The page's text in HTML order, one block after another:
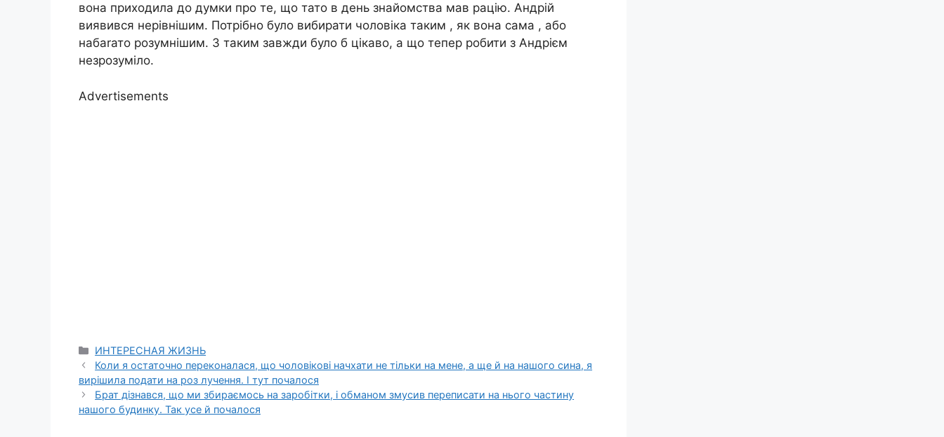
вона приходила до думки про те, що тато в день знайомства мав рацію. Андрій
виявився нерівнішим. Потрібно було вибирати чоловіка таким , як вона сама , або
набаrато розумнішим. З таким завжди було б цікаво, а що тепер робити з Андрієм
незрозуміло.
Advertisements
Categories
ИНТЕРЕСНАЯ ЖИЗНЬ
Коли я остаточно переконалася, що чоловікові начхати не тільки на мене, а ще й на нашого сина, я
вирішила подати на роз лучення. І тут почалося
Брат дізнався, що ми збираємось на заробітки, і обманом змусив переписати на нього частину
нашого будинку. Так усе й почалося